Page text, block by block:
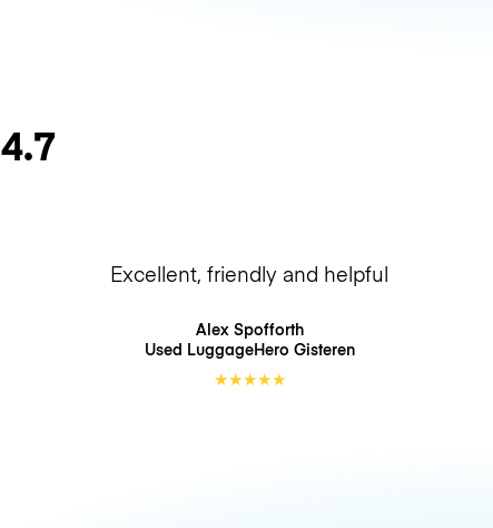
4.7
Excellent, friendly and helpful
Alex Spofforth
Used LuggageHero Gisteren
★★★★★